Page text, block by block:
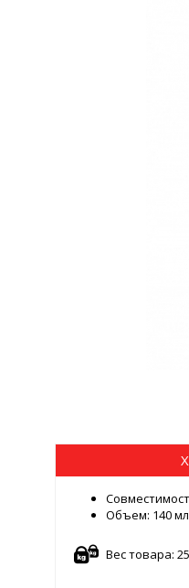
Объем: 140 мл
Вес товара: